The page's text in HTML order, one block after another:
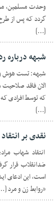
وحدت مسلمین،
گردد که پس از
[…]
شبهه درباره
شبهه: تست هوش و
الان فاقد
که توسط افرادی
[…]
نقدی بر
انتقاد شهاب
ضدانقلاب قرار
است، این ادعای
«روابط زن و مرد